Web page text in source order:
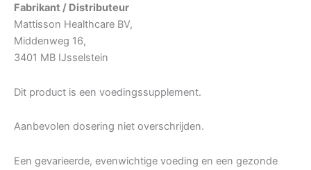
Fabrikant / Distributeur
Mattisson Healthcare BV,
Middenweg 16,
3401 MB IJsselstein
Dit product is een voedingssupplement.
Aanbevolen dosering niet overschrijden.
Een gevarieerde, evenwichtige voeding en een gezonde